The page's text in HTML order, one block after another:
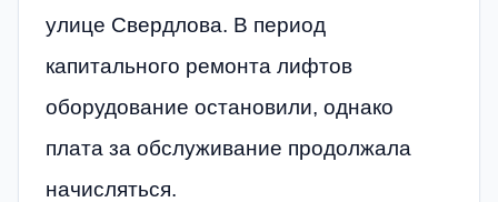
улице Свердлова. В период
капитального ремонта лифтов
оборудование остановили, однако
плата за обслуживание продолжала
начисляться.